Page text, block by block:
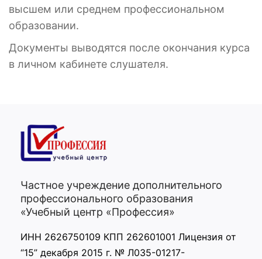
высшем или среднем профессиональном
образовании.
Документы выводятся после окончания курса
в личном кабинете слушателя.
Частное учреждение дополнительного
профессионального образования
«Учебный центр «Профессия»
ИНН 2626750109 КПП 262601001 Лицензия от
“15” декабря 2015 г. № Л035-01217-